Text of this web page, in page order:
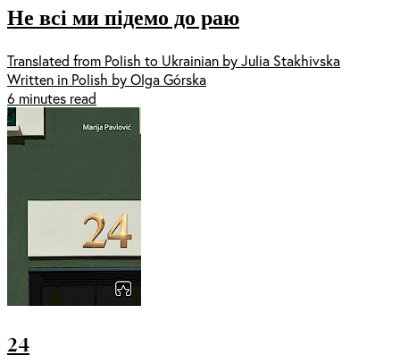
Не всі ми підемо до раю
Translated from Polish to Ukrainian by Julia Stakhivska
Written in Polish by Olga Górska
6 minutes read
24